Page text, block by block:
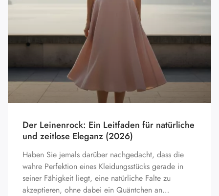
Der Leinenrock: Ein Leitfaden für natürliche
und zeitlose Eleganz (2026)
Haben Sie jemals darüber nachgedacht, dass die
wahre Perfektion eines Kleidungsstücks gerade in
seiner Fähigkeit liegt, eine natürliche Falte zu
akzeptieren, ohne dabei ein Quäntchen an…